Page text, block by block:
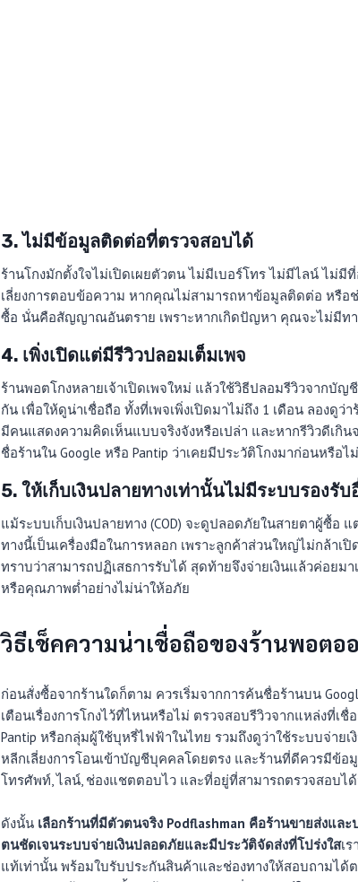
3. ไม่มีข้อมูลติดต่อที่ตรวจสอบได้
ร้านโกงมักตั้งใจไม่เปิดเผยตัวตน ไม่มีเบอร์โทร ไม่มีไลน์ ไม่
เลี่ยงการตอบข้อความ หากคุณไม่สามารถหาข้อมูลติดต่อ หรือ
ซื้อ นั่นคือสัญญาณอันตราย เพราะหากเกิดปัญหา คุณจะไม่มีทา
4. เพิ่งเปิดแต่มีรีวิวปลอมเต็มเพจ
ร้านพอตโกงหลายเจ้าเปิดเพจใหม่ แล้วใช้วิธีปลอมรีวิวจากบั
กัน เพื่อให้ดูน่าเชื่อถือ ทั้งที่เพจเพิ่งเปิดมาไม่ถึง 1 เดือน ลองดูว่
มีคนแสดงความคิดเห็นแบบจริงจังหรือเปล่า และหากรีวิวดีเกิ
ชื่อร้านใน Google หรือ Pantip ว่าเคยมีประวัติโกงมาก่อนหรือไม่
5. ให้เก็บเงินปลายทางเท่านั้นไม่มีระบบรองรับ
แม้ระบบเก็บเงินปลายทาง (COD) จะดูปลอดภัยในสายตาผู้ซื้อ
ทางนี้เป็นเครื่องมือในการหลอก เพราะลูกค้าส่วนใหญ่ไม่กล้าเ
ทราบว่าสามารถปฏิเสธการรับได้ สุดท้ายจึงจ่ายเงินแล้วค่อยมา
หรือคุณภาพต่ำอย่างไม่น่าให้อภัย
วิธีเช็คความน่าเชื่อถือของร้านพอตอ
ก่อนสั่งซื้อจากร้านใดก็ตาม ควรเริ่มจากการค้นชื่อร้านบน
เตือนเรื่องการโกงไว้ที่ไหนหรือไม่ ตรวจสอบรีวิวจากแหล่งที่เชื่อ
Pantip หรือกลุ่มผู้ใช้บุหรี่ไฟฟ้าในไทย รวมถึงดูว่าใช้ระบบจ่ายเ
หลีกเลี่ยงการโอนเข้าบัญชีบุคคลโดยตรง และร้านที่ดีควรมีข้อ
โทรศัพท์, ไลน์, ช่องแชตตอบไว และที่อยู่ที่สามารถตรวจสอบได้
ดังนั้น เลือกร้านที่มีตัวตนจริง Podflashman คือร้านขายส่งแล
ตนชัดเจนระบบจ่ายเงินปลอดภัยและมีประวัติจัดส่งที่โปร่งใสเ
แท้เท่านั้น พร้อมใบรับประกันสินค้าและช่องทางให้สอบถามได้ต